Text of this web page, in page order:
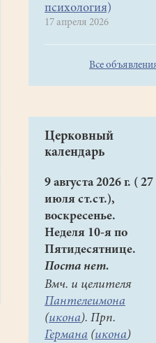
психология)
17 апреля 2026
Все
Церковный
календарь
9 августа 2026 г. ( 27
июля ст.ст.),
воскресенье.
Неделя 10-я по
Пятидесятнице.
Поста нет.
Вмч. и целителя
Пантелеимона
(икона). Прп.
Германа (икона)